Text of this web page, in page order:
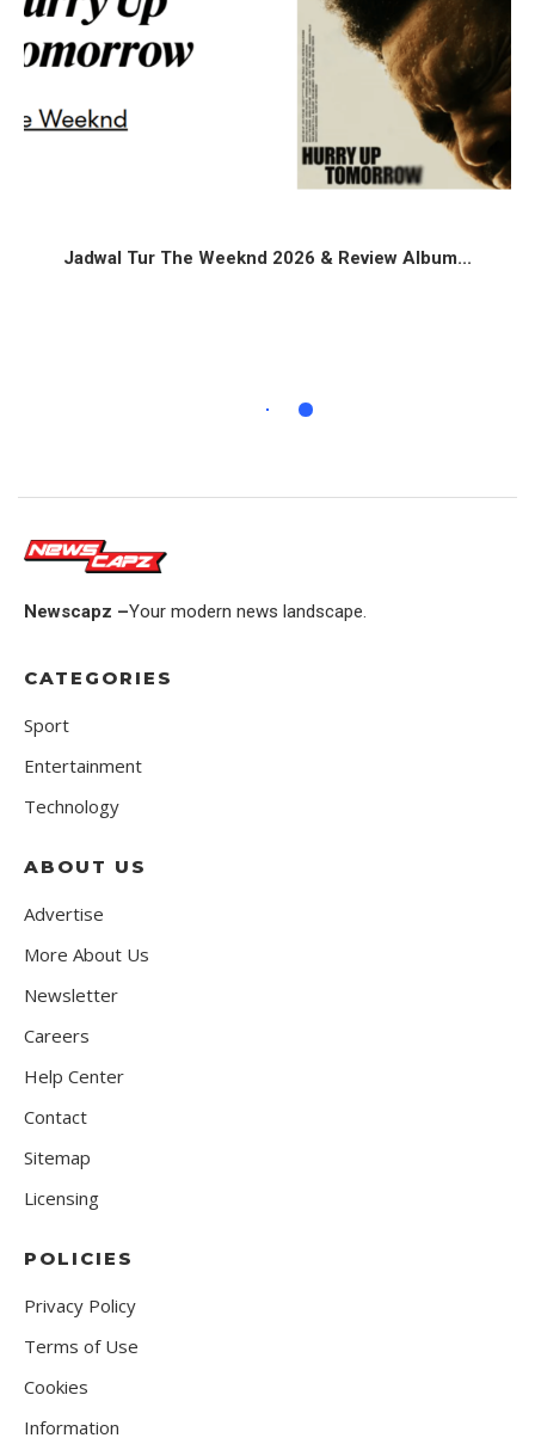
Jadwal Tur The Weeknd 2026 & Review Album...
Newscapz –Your modern news landscape.
CATEGORIES
Sport
Entertainment
Technology
ABOUT US
Advertise
More About Us
Newsletter
Careers
Help Center
Contact
Sitemap
Licensing
POLICIES
Privacy Policy
Terms of Use
Cookies
Information